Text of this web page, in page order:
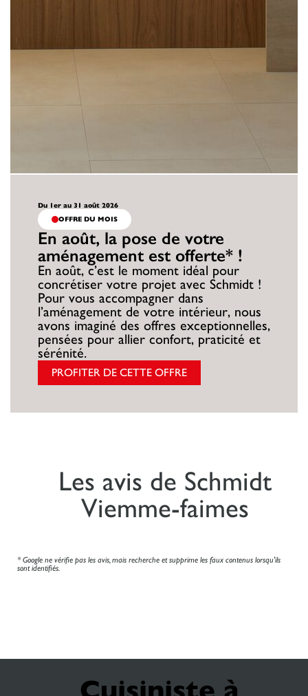
Du 1er au 31 août 2026
OFFRE DU MOIS
En août, la pose de votre
aménagement est offerte* !
En août, c’est le moment idéal pour
concrétiser votre projet avec Schmidt !
Pour vous accompagner dans
l’aménagement de votre intérieur, nous
avons imaginé des offres exceptionnelles,
pensées pour allier confort, praticité et
sérénité.
PROFITER DE CETTE OFFRE
Les avis de Schmidt
Viemme-faimes
* Google ne vérifie pas les avis, mais recherche et supprime les faux contenus lorsqu'ils
sont identifiés.